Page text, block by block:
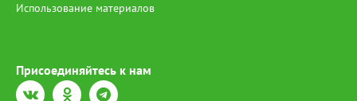
Использование материалов
Присоединяйтесь к нам